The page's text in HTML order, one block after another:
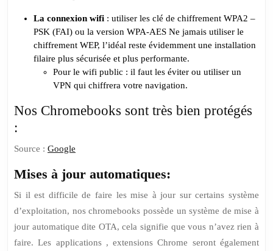
La connexion wifi : utiliser les clé de chiffrement WPA2 –
PSK (FAI) ou la version WPA-AES Ne jamais utiliser le
chiffrement WEP, l’idéal reste évidemment une installation
filaire plus sécurisée et plus performante.
Pour le wifi public : il faut les éviter ou utiliser un
VPN qui chiffrera votre navigation.
Nos Chromebooks sont très bien protégés
:
Source : Google
Mises à jour automatiques:
Si il est difficile de faire les mise à jour sur certains système
d’exploitation, nos chromebooks possède un système de mise à
jour automatique dite OTA, cela signifie que vous n’avez rien à
faire. Les applications , extensions Chrome seront également